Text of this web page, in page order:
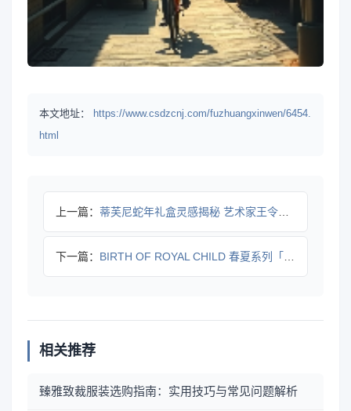
本文地址：
https://www.csdzcnj.com/fuzhuangxinwen/6454.
html
上一篇： 蒂芙尼蛇年礼盒灵感揭秘 艺术家王令尘中西融合巧思
下一篇： BIRTH OF ROYAL CHILD 春夏系列「BACK
相关推荐
臻雅致裁服装选购指南：实用技巧与常见问题解析